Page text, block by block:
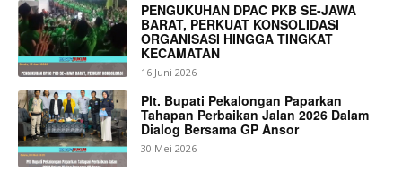
PENGUKUHAN DPAC PKB SE-JAWA
BARAT, PERKUAT KONSOLIDASI
ORGANISASI HINGGA TINGKAT
KECAMATAN
16 Juni 2026
Plt. Bupati Pekalongan Paparkan
Tahapan Perbaikan Jalan 2026 Dalam
Dialog Bersama GP Ansor
30 Mei 2026